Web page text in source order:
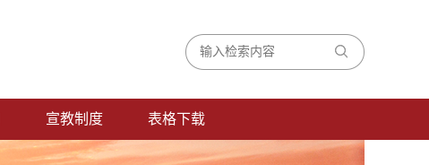
宣教制度 表格下载